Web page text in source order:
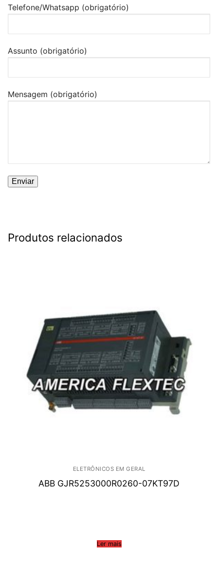
Telefone/Whatsapp (obrigatório)
Assunto (obrigatório)
Mensagem (obrigatório)
Produtos relacionados
ELETRÔNICOS EM GERAL
ABB GJR5253000R0260-07KT97D
Ler mais